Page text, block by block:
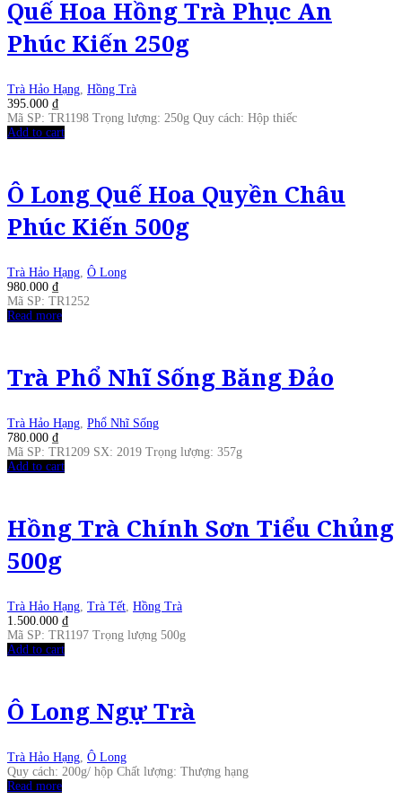
Quế Hoa Hồng Trà Phục An
Phúc Kiến 250g
Trà Hảo Hạng Hồng Trà
395.000 ₫
Mã SP: TR1198 Trọng lượng: 250g Quy cách: Hộp thiếc
Add to cart
Ô Long Quế Hoa Quyền Châu
Phúc Kiến 500g
Trà Hảo Hạng Ô Long
980.000 ₫
Mã SP: TR1252
Read more
Trà Phổ Nhĩ Sống Băng Đảo
Trà Hảo Hạng Phổ Nhĩ Sống
780.000 ₫
Mã SP: TR1209 SX: 2019 Trọng lượng: 357g
Add to cart
Hồng Trà Chính Sơn Tiểu Chủng
500g
Trà Hảo Hạng Trà Tết Hồng Trà
1.500.000 ₫
Mã SP: TR1197 Trọng lượng 500g
Add to cart
Ô Long Ngự Trà
Trà Hảo Hạng Ô Long
Quy cách: 200g/ hộp Chất lượng: Thượng hạng
Read more